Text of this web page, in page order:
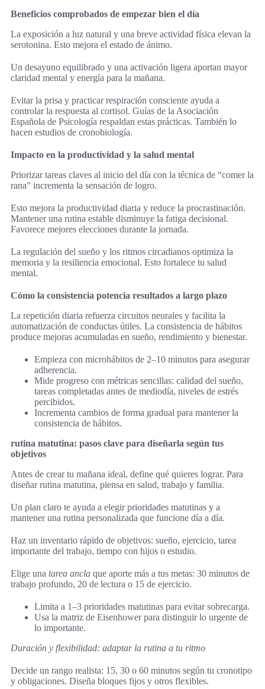
Beneficios comprobados de empezar bien el día
La exposición a luz natural y una breve actividad física elevan la
serotonina. Esto mejora el estado de ánimo.
Un desayuno equilibrado y una activación ligera aportan mayor
claridad mental y energía para la mañana.
Evitar la prisa y practicar respiración consciente ayuda a
controlar la respuesta al cortisol. Guías de la Asociación
Española de Psicología respaldan estas prácticas. También lo
hacen estudios de cronobiología.
Impacto en la productividad y la salud mental
Priorizar tareas claves al inicio del día con la técnica de “comer la
rana” incrementa la sensación de logro.
Esto mejora la productividad diaria y reduce la procrastinación.
Mantener una rutina estable disminuye la fatiga decisional.
Favorece mejores elecciones durante la jornada.
La regulación del sueño y los ritmos circadianos optimiza la
memoria y la resiliencia emocional. Esto fortalece tu salud
mental.
Cómo la consistencia potencia resultados a largo plazo
La repetición diaria refuerza circuitos neurales y facilita la
automatización de conductas útiles. La consistencia de hábitos
produce mejoras acumuladas en sueño, rendimiento y bienestar.
Empieza con microhábitos de 2–10 minutos para asegurar
adherencia.
Mide progreso con métricas sencillas: calidad del sueño,
tareas completadas antes de mediodía, niveles de estrés
percibidos.
Incrementa cambios de forma gradual para mantener la
consistencia de hábitos.
rutina matutina: pasos clave para diseñarla según tus
objetivos
Antes de crear tu mañana ideal, define qué quieres lograr. Para
diseñar rutina matutina, piensa en salud, trabajo y familia.
Un plan claro te ayuda a elegir prioridades matutinas y a
mantener una rutina personalizada que funcione día a día.
Haz un inventario rápido de objetivos: sueño, ejercicio, tarea
importante del trabajo, tiempo con hijos o estudio.
Elige una tarea ancla que aporte más a tus metas: 30 minutos de
trabajo profundo, 20 de lectura o 15 de ejercicio.
Limita a 1–3 prioridades matutinas para evitar sobrecarga.
Usa la matriz de Eisenhower para distinguir lo urgente de
lo importante.
Duración y flexibilidad: adaptar la rutina a tu ritmo
Decide un rango realista: 15, 30 o 60 minutos según tu cronotipo
y obligaciones. Diseña bloques fijos y otros flexibles.